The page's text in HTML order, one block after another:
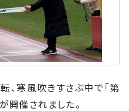
寒風吹きすさぶ中で「第
開催されました。